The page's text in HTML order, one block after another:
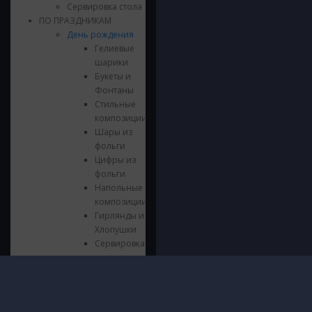
Сервировка стола
ПО ПРАЗДНИКАМ
День рождения
Гелиевые
шарики
Букеты и
Фонтаны
Стильные
композиции
Шары из
фольги
Цифры из
фольги
Напольные
композиции
Гирлянды и
Хлопушки
Сервировка
стола